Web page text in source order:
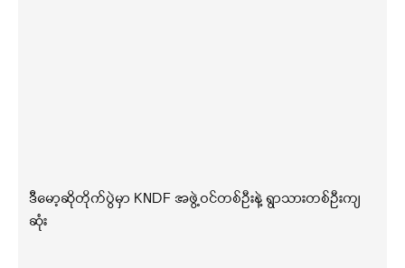
ဒီမော့ဆိုတိုက်ပွဲမှာ KNDF အဖွဲ့ဝင်တစ်ဦးနဲ့ ရွာသားတစ်ဦးကျ
ဆုံး